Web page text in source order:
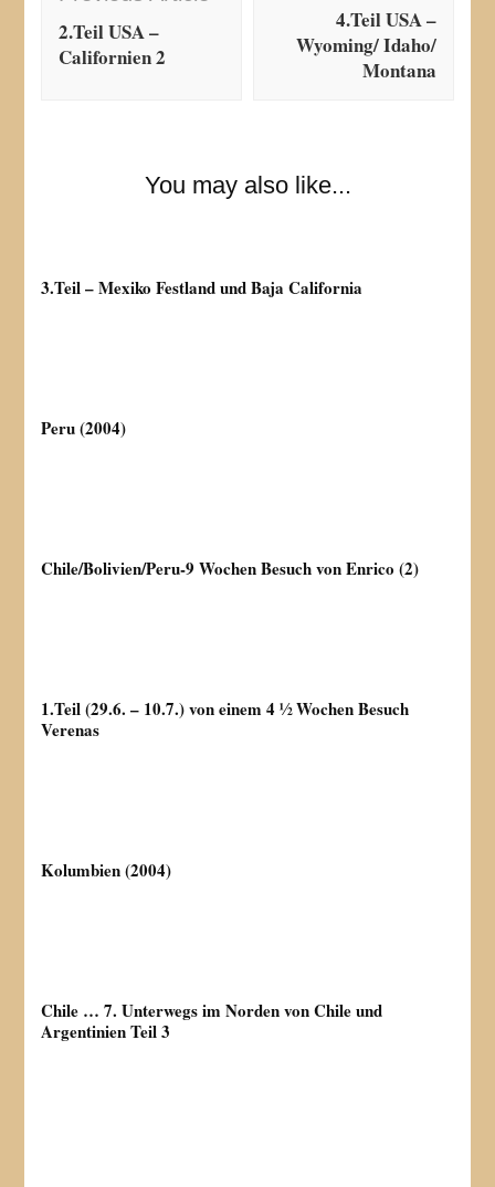
2.Teil USA –
Californien 2
4.Teil USA –
Wyoming/ Idaho/
Montana
You may also like...
3.Teil – Mexiko Festland und Baja California
Peru (2004)
Chile/Bolivien/Peru-9 Wochen Besuch von Enrico (2)
1.Teil (29.6. – 10.7.) von einem 4 ½ Wochen Besuch
Verenas
Kolumbien (2004)
Chile … 7. Unterwegs im Norden von Chile und
Argentinien Teil 3